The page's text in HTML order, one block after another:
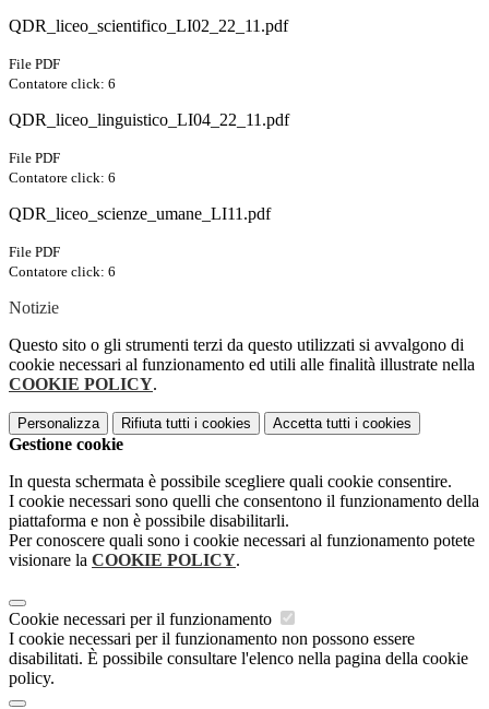
QDR_liceo_scientifico_LI02_22_11.pdf
File PDF
Contatore click: 6
QDR_liceo_linguistico_LI04_22_11.pdf
File PDF
Contatore click: 6
QDR_liceo_scienze_umane_LI11.pdf
File PDF
Contatore click: 6
Notizie
Questo sito o gli strumenti terzi da questo utilizzati si avvalgono di
cookie necessari al funzionamento ed utili alle finalità illustrate nella
COOKIE POLICY.
Personalizza Rifiuta tutti i cookies Accetta tutti i cookies
Gestione cookie
In questa schermata è possibile scegliere quali cookie consentire.
I cookie necessari sono quelli che consentono il funzionamento della
piattaforma e non è possibile disabilitarli.
Per conoscere quali sono i cookie necessari al funzionamento potete
visionare la COOKIE POLICY.
Cookie necessari per il funzionamento
I cookie necessari per il funzionamento non possono essere
disabilitati. È possibile consultare l'elenco nella pagina della cookie
policy.